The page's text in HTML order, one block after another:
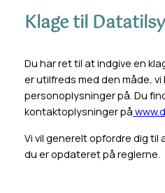
Klage til
Du har ret til at indgive en
er utilfreds med den måde,
personoplysninger på. Du
kontaktoplysninger på
Vi vil generelt opfordre dig til
du er opdateret på reglerne.